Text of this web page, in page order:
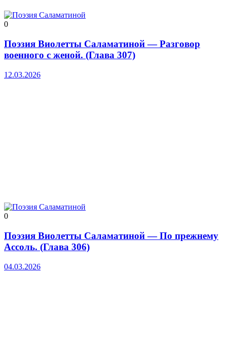
0
Поэзия Виолетты Саламатиной — Разговор
военного с женой. (Глава 307)
12.03.2026
0
Поэзия Виолетты Саламатиной — По прежнему
Ассоль. (Глава 306)
04.03.2026